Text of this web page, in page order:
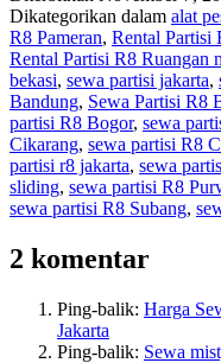
Dikategorikan dalam alat
R8 Pameran, Rental Partisi
Rental Partisi R8 Ruangan
bekasi, sewa partisi jakarta,
Bandung, Sewa Partisi R8
partisi R8 Bogor, sewa
Cikarang, sewa partisi R8
partisi r8 jakarta, sewa
sliding, sewa partisi R8
sewa partisi R8 Subang,
2 komentar
Ping-balik: Harga
Jakarta
Ping-balik: Sewa